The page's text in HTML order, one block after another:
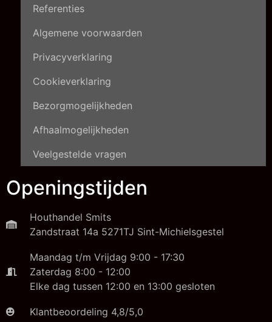
Referenties
Algemene voorwaarden
Privacyverklaring
Cookieverklaring
Bezorgmogelijkheden
Afhaalmogelijkheden
Veelgestelde vragen
Openingstijden
Houthandel Smits
Zandstraat 14a 5271TJ Sint-Michielsgestel
Maandag t/m Vrijdag 9:00 - 17:30
Zaterdag 8:00 - 12:00
Elke dag tussen 12:00 en 13:00 gesloten
Klantbeoordeling 4,8/5,0